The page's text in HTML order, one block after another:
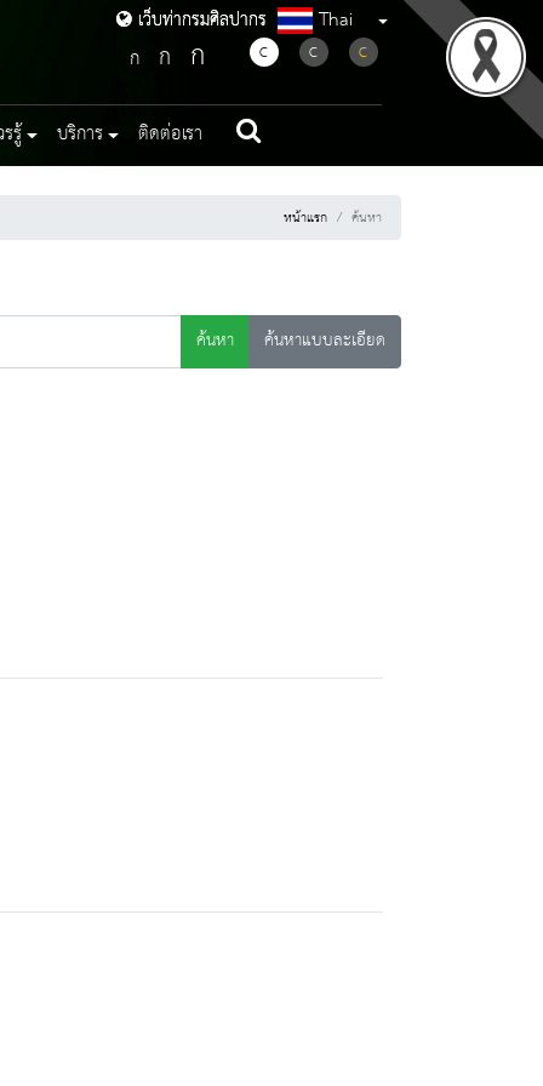
เว็บท่ากรมศิลปากร
เว็บท่ากรมศิลปากร Thai
ก ก ก C C C
รู้ บริการ ติดต่อเรา
หน้าแรก ค้นหา
ค้นหา
ค้นหาแบบละเอียด